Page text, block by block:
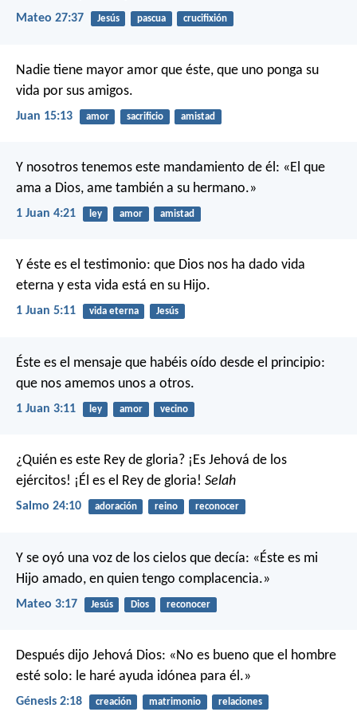
Mateo 27:37 Jesús pascua crucifixión
Nadie tiene mayor amor que éste, que uno ponga su
vida por sus amigos.
Juan 15:13 amor sacrificio amistad
Y nosotros tenemos este mandamiento de él: «El que
ama a Dios, ame también a su hermano.»
1 Juan 4:21 ley amor amistad
Y éste es el testimonio: que Dios nos ha dado vida
eterna y esta vida está en su Hijo.
1 Juan 5:11 vida eterna Jesús
Éste es el mensaje que habéis oído desde el principio:
que nos amemos unos a otros.
1 Juan 3:11 ley amor vecino
¿Quién es este Rey de gloria? ¡Es Jehová de los
ejércitos! ¡Él es el Rey de gloria! Selah
Salmo 24:10 adoración reino reconocer
Y se oyó una voz de los cielos que decía: «Éste es mi
Hijo amado, en quien tengo complacencia.»
Mateo 3:17 Jesús Dios reconocer
Después dijo Jehová Dios: «No es bueno que el hombre
esté solo: le haré ayuda idónea para él.»
Génesis 2:18 creación matrimonio relaciones